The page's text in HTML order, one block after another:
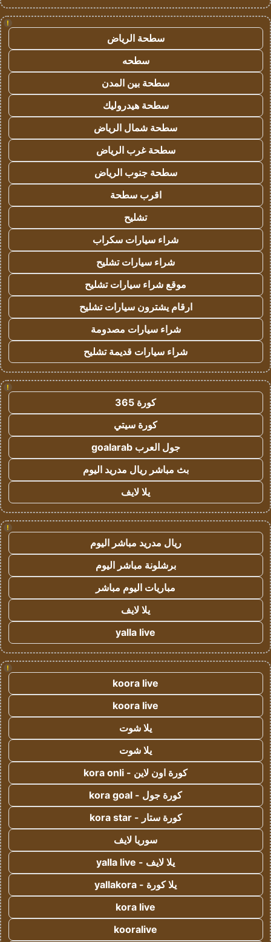
!
سطحة الرياض
سطحه
سطحة بين المدن
سطحة هيدروليك
سطحة شمال الرياض
سطحة غرب الرياض
سطحة جنوب الرياض
اقرب سطحة
تشليح
شراء سيارات سكراب
شراء سيارات تشليح
موقع شراء سيارات تشليح
ارقام يشترون سيارات تشليح
شراء سيارات مصدومة
شراء سيارات قديمة تشليح
!
كورة 365
كورة سيتي
جول العرب goalarab
بث مباشر ريال مدريد اليوم
يلا لايف
!
ريال مدريد مباشر اليوم
برشلونة مباشر اليوم
مباريات اليوم مباشر
يلا لايف
yalla live
!
koora live
koora live
يلا شوت
يلا شوت
كورة اون لاين - kora onli
كورة جول - kora goal
كورة ستار - kora star
سوريا لايف
يلا لايف - yalla live
يلا كورة - yallakora
kora live
kooralive